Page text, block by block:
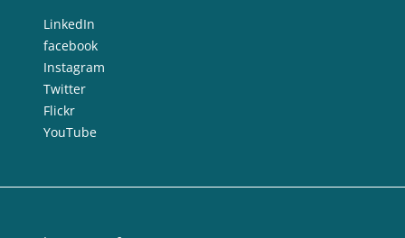
LinkedIn
facebook
Instagram
Twitter
Flickr
YouTube